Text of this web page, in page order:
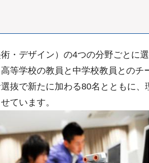
・デザイン）の4つの分野ごとに
等学校の教員と中学校教員とのチ
抜で新たに加わる80名とともに
ています。